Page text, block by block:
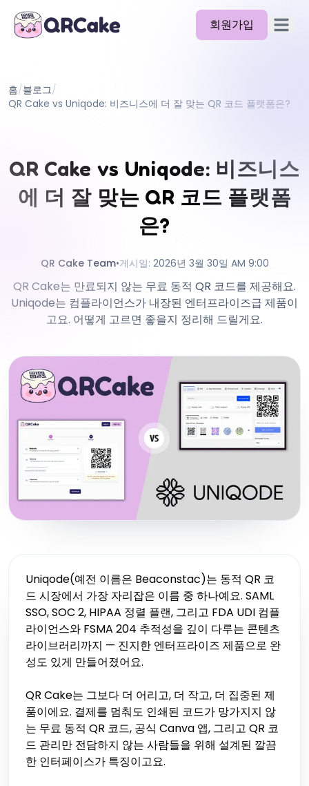
회원가입 메뉴 열
요금제
문서
도움말
홈/블로그/
QR Cake vs Uniqode: 비즈니스에 더 잘 맞는 QR 코드 플랫폼은?
QR Cake vs Uniqode: 비즈니스
에 더 잘 맞는 QR 코드 플랫폼
은?
QR Cake Team•게시일: 2026년 3월 30일 AM 9:00
QR Cake는 만료되지 않는 무료 동적 QR 코드를 제공해요.
Uniqode는 컴플라이언스가 내장된 엔터프라이즈급 제품이
고요. 어떻게 고르면 좋을지 정리해 드릴게요.
Uniqode(예전 이름은 Beaconstac)는 동적 QR 코
드 시장에서 가장 자리잡은 이름 중 하나예요. SAML
SSO, SOC 2, HIPAA 정렬 플랜, 그리고 FDA UDI 컴플
라이언스와 FSMA 204 추적성을 깊이 다루는 콘텐츠
라이브러리까지 — 진지한 엔터프라이즈 제품으로 완
성도 있게 만들어졌어요.
QR Cake는 그보다 더 어리고, 더 작고, 더 집중된 제
품이에요. 결제를 멈춰도 인쇄된 코드가 망가지지 않
는 무료 동적 QR 코드, 공식 Canva 앱, 그리고 QR 코
드 관리만 전담하지 않는 사람들을 위해 설계된 깔끔
한 인터페이스가 특징이고요.